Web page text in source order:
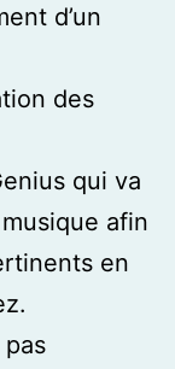
d’un
des
qui va
afin
en
pas